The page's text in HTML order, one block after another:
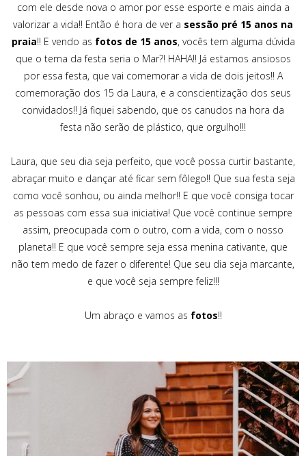
com ele desde nova o amor por esse esporte e mais ainda a
valorizar a vida!! Então é hora de ver a sessão pré 15 anos na
praia!! E vendo as fotos de 15 anos, vocês tem alguma dúvida
que o tema da festa seria o Mar?! HAHA!! Já estamos ansiosos
por essa festa, que vai comemorar a vida de dois jeitos!! A
comemoração dos 15 da Laura, e a conscientização dos seus
convidados!! Já fiquei sabendo, que os canudos na hora da
festa não serão de plástico, que orgulho!!!
Laura, que seu dia seja perfeito, que você possa curtir bastante,
abraçar muito e dançar até ficar sem fôlego!! Que sua festa seja
como você sonhou, ou ainda melhor!! E que você consiga tocar
as pessoas com essa sua iniciativa! Que você continue sempre
assim, preocupada com o outro, com a vida, com o nosso
planeta!! E que você sempre seja essa menina cativante, que
não tem medo de fazer o diferente! Que seu dia seja marcante,
e que você seja sempre feliz!!!
Um abraço e vamos as fotos!!